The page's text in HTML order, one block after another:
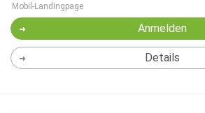
Mobil-Landingpage
Anmelden
Details